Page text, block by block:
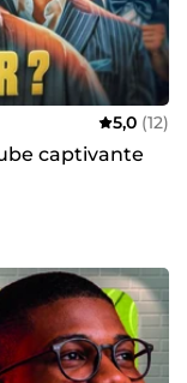
5,0 (12)
captivante